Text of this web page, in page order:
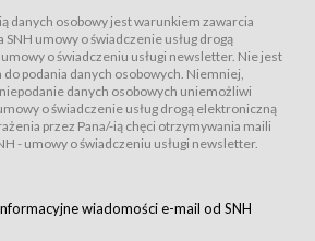
korzystania z Serwisu jest zobowiązany
Założenie konta w Serwisie oraz zamówienie
przeznaczonego do tego formularza
Serwisu dostępnych dla wszystkich
akceptacji postanowień Regulaminu.
jest do przestrzegania postanowień Regulaminu
z Serwisu.
Usługobiorcom nieodpłatnie za
z Usług
danych osobowy jest warunkiem zawarcia
SNH umowy o świadczenie usług drogą
o świadczeniu usługi newsletter. Nie jest
do podania danych osobowych. Niemniej,
danych osobowych uniemożliwi
o świadczenie usług drogą elektroniczną
przez Pana/-ią chęci otrzymywania maili
- umowy o świadczeniu usługi newsletter.
wiadomości e-mail od SNH